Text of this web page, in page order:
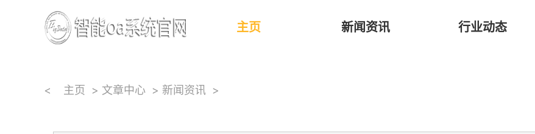
主页 新闻资讯 行业动态
< 主页 > 文章中心 > 新闻资讯 >